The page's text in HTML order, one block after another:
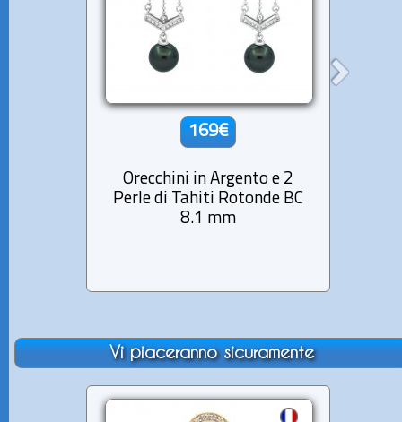
169€
Orecchini in Argento e 2
Perle di Tahiti Rotonde BC
8.1 mm
Vi piaceranno sicuramente